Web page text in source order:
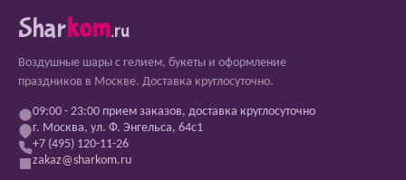
Sharkom.ru
Воздушные шары с гелием, букеты и оформление
праздников в Москве. Доставка круглосуточно.
09:00 - 23:00 прием заказов, доставка круглосуточно
г. Москва, ул. Ф. Энгельса, 64с1
+7 (495) 120-11-26
zakaz@sharkom.ru